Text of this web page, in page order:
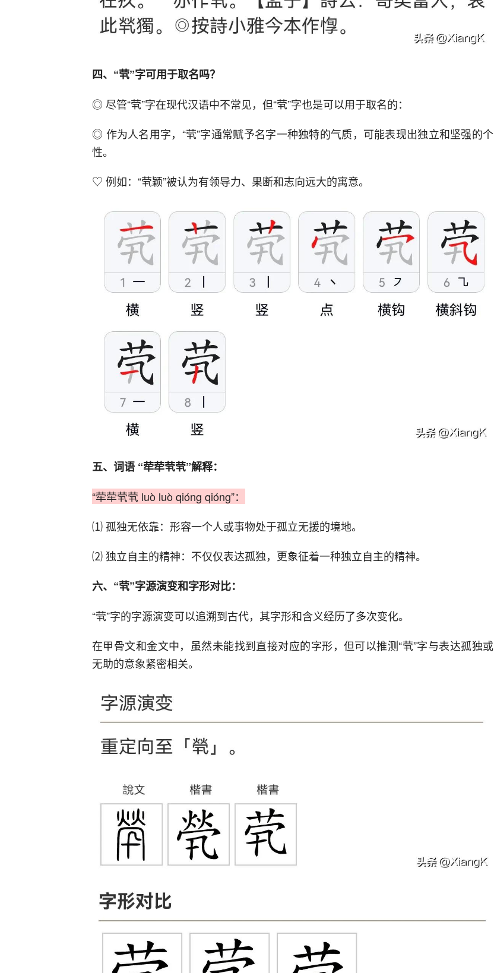
四、“茕”字可用于取名吗？
◎ 尽管“茕”字在现代汉语中不常见，但“茕”字也是可以用于取名的：
◎ 作为人名用字，“茕”字通常赋予名字一种独特的气质，可能表现出独立和坚强的个
性。
♡ 例如：“茕颖”被认为有领导力、果断和志向远大的寓意。
五、词语 “荦荦茕茕”解释：
“荦荦茕茕 luò luò qióng qióng”：
⑴ 孤独无依靠‌：形容一个人或事物处于孤立无援的境地。
⑵‌ 独立自主的精神‌：不仅仅表达孤独，更象征着一种独立自主的精神。
六、“茕”字源演变和字形对比：
“茕”字的字源演变‌可以追溯到古代，其字形和含义经历了多次变化。
在甲骨文和金文中，虽然未能找到直接对应的字形，但可以推测“茕”字与表达孤独或
无助的意象紧密相关‌。